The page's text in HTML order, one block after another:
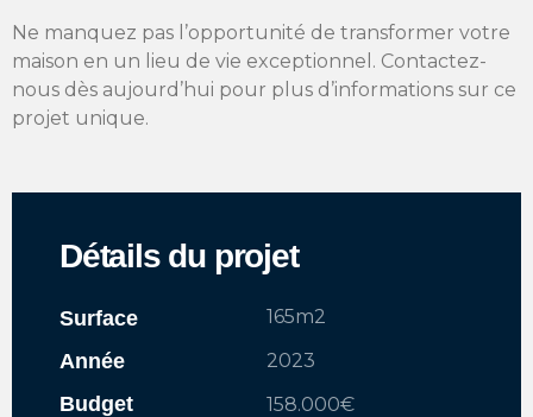
Détails du projet
Surface
Année
Budget
165m2
2023
158.000€
Ne manquez pas l’opportunité de transformer votre
maison en un lieu de vie exceptionnel. Contactez-
nous dès aujourd’hui pour plus d’informations sur ce
projet unique.